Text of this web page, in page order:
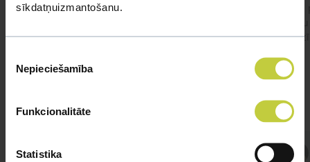
sīkdatņuizmantošanu.
izvēle
Nepieciešamība
Funkcionalitāte
Statistika
#kakis #apedis
Atbild Veterinārārsts,